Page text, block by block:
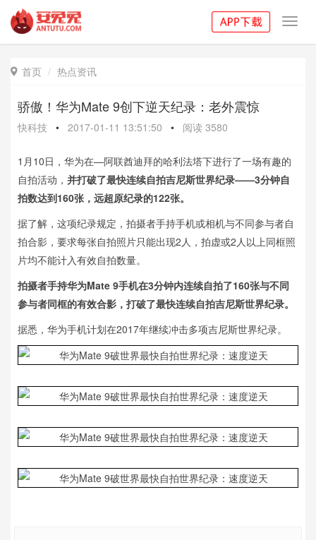
 首页 热点资讯
骄傲！华为Mate 9创下逆天纪录：老外震惊
快科技 • 2017-01-11 13:51:50 • 阅读 3580
1月10日，华为在—阿联酋迪拜的哈利法塔下进行了一场有趣的
自拍活动， 并打破了最快连续自拍吉尼斯世界纪录——3分钟自
拍数达到160张，远超原纪录的122张。
据了解，这项纪录规定，拍摄者手持手机或相机与不同参与者自
拍合影，要求每张自拍照片只能出现2人，拍虚或2人以上同框照
片均不能计入有效自拍数量。
拍摄者手持华为Mate 9手机在3分钟内连续自拍了160张与不同
参与者同框的有效合影，打破了最快连续自拍吉尼斯世界纪录。
据悉，华为手机计划在2017年继续冲击多项吉尼斯世界纪录。